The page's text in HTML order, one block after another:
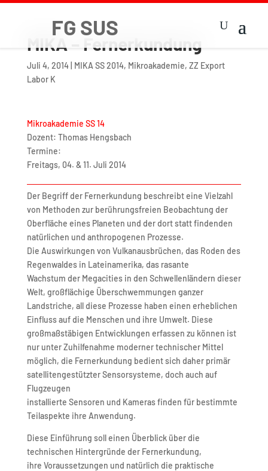
MIKA – Fernerkundung
Juli 4, 2014| MIKA SS 2014, Mikroakademie, ZZ Export
Labor K
Mikroakademie SS 14
Dozent: Thomas Hengsbach
Termine:
Freitags, 04. & 11. Juli 2014
Der Begriff der Fernerkundung beschreibt eine Vielzahl
von Methoden zur berührungsfreien Beobachtung der
Oberfläche eines Planeten und der dort statt findenden
natürlichen und anthropogenen Prozesse.
Die Auswirkungen von Vulkanausbrüchen, das Roden des
Regenwaldes in Lateinamerika, das rasante
Wachstum der Megacities in den Schwellenländern dieser
Welt, großflächige Überschwemmungen ganzer
Landstriche, all diese Prozesse haben einen erheblichen
Einfluss auf die Menschen und ihre Umwelt. Diese
großmaßstäbigen Entwicklungen erfassen zu können ist
nur unter Zuhilfenahme moderner technischer Mittel
möglich, die Fernerkundung bedient sich daher primär
satellitengestützter Sensorsysteme, doch auch auf
Flugzeugen
installierte Sensoren und Kameras finden für bestimmte
Teilaspekte ihre Anwendung.
Diese Einführung soll einen Überblick über die
technischen Hintergründe der Fernerkundung,
ihre Voraussetzungen und natürlich die praktische